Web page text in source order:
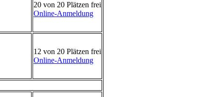
20 von 20 Plätzen frei
Online-Anmeldung
12 von 20 Plätzen frei
Online-Anmeldung